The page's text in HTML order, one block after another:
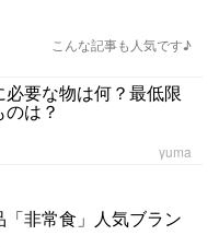
こんな記事も人気です♪
要な物は何？最低限
は？
yuma
非常食」人気ブラン